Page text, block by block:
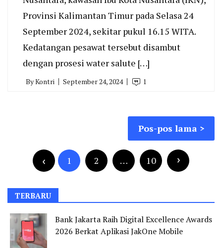
Provinsi Kalimantan Timur pada Selasa 24
September 2024, sekitar pukul 16.15 WITA.
Kedatangan pesawat tersebut disambut
dengan prosesi water salute […]
ByKontri September 24, 2024 1
Pos-pos lama
1 2 … 10
TERBARU
Bank Jakarta Raih Digital Excellence Awards
2026 Berkat Aplikasi JakOne Mobile